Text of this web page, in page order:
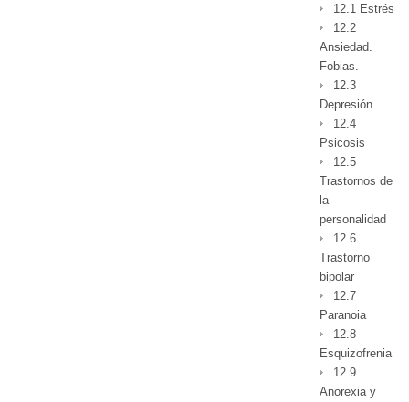
12.1 Estrés
12.2
Ansiedad.
Fobias.
12.3
Depresión
12.4
Psicosis
12.5
Trastornos de
la
personalidad
12.6
Trastorno
bipolar
12.7
Paranoia
12.8
Esquizofrenia
12.9
Anorexia y